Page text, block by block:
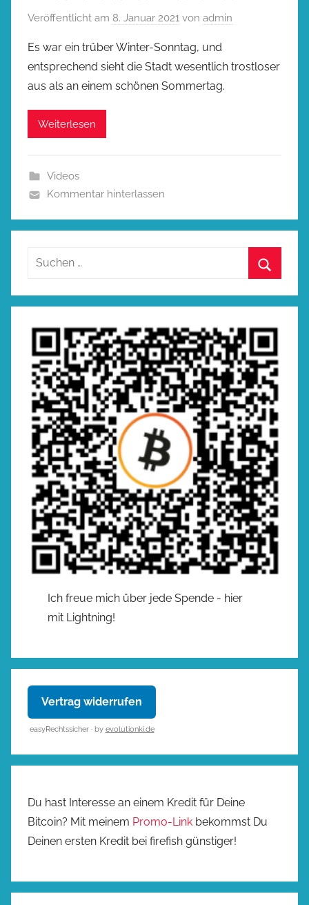
Veröffentlicht am 8. Januar 2021 von admin
Es war ein trüber Winter-Sonntag, und
entsprechend sieht die Stadt wesentlich trostloser
aus als an einem schönen Sommertag.
Weiterlesen
Videos
Kommentar hinterlassen
Suchen
Ich freue mich über jede Spende - hier
mit Lightning!
Vertrag widerrufen
easyRechtssicher · by evolutionki.de
Du hast Interesse an einem Kredit für Deine
Bitcoin? Mit meinem Promo-Link bekommst Du
Deinen ersten Kredit bei firefish günstiger!